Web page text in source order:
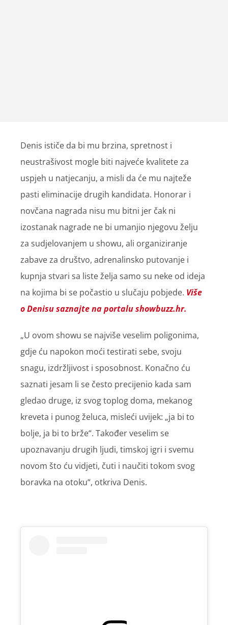
Denis ističe da bi mu brzina, spretnost i
neustrašivost mogle biti najveće kvalitete za
uspjeh u natjecanju, a misli da će mu najteže
pasti eliminacije drugih kandidata. Honorar i
novčana nagrada nisu mu bitni jer čak ni
izostanak nagrade ne bi umanjio njegovu želju
za sudjelovanjem u showu, ali organiziranje
zabave za društvo, adrenalinsko putovanje i
kupnja stvari sa liste želja samo su neke od ideja
na kojima bi se počastio u slučaju pobjede. Više
o Denisu saznajte na portalu showbuzz.hr.
„U ovom showu se najviše veselim poligonima,
gdje ću napokon moći testirati sebe, svoju
snagu, izdržljivost i sposobnost. Konačno ću
saznati jesam li se često precijenio kada sam
gledao druge, iz svog toplog doma, mekanog
kreveta i punog želuca, misleći uvijek: „ja bi to
bolje, ja bi to brže“. Također veselim se
upoznavanju drugih ljudi, timskoj igri i svemu
novom što ću vidjeti, čuti i naučiti tokom svog
boravka na otoku“, otkriva Denis.